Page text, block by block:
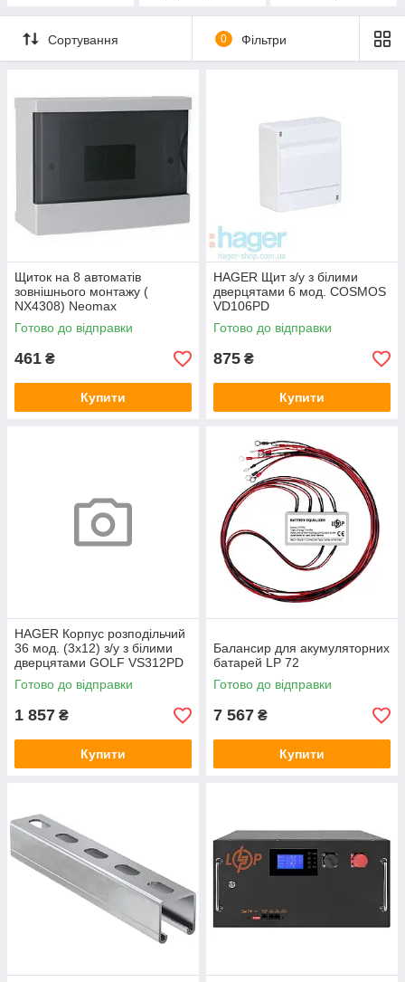
Сортування 0 Фільтри
Щиток на 8 автоматів
зовнішнього монтажу (
NX4308) Neomax
Готово до відправки
461 ₴
Купити
HAGER Щит з/у з білими
дверцятами 6 мод. COSMOS
VD106PD
Готово до відправки
875 ₴
Купити
HAGER Корпус розподільчий
36 мод. (3х12) з/у з білими
дверцятами GOLF VS312PD
Готово до відправки
1 857 ₴
Купити
Балансир для акумуляторних
батарей LP 72
Готово до відправки
7 567 ₴
Купити